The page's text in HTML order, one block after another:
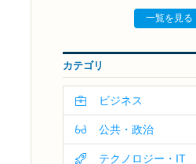
一覧を見る
カテゴリ
ビジネス
公共・政治
テクノロジー・IT